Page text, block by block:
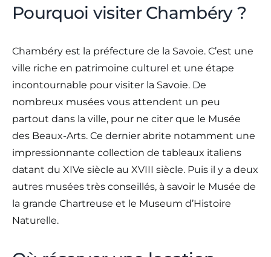
Pourquoi visiter Chambéry ?
Chambéry est la préfecture de la Savoie. C’est une
ville riche en patrimoine culturel et une étape
incontournable pour visiter la Savoie. De
nombreux musées vous attendent un peu
partout dans la ville, pour ne citer que le Musée
des Beaux-Arts. Ce dernier abrite notamment une
impressionnante collection de tableaux italiens
datant du XIVe siècle au XVIII siècle. Puis il y a deux
autres musées très conseillés, à savoir le Musée de
la grande Chartreuse et le Museum d’Histoire
Naturelle.